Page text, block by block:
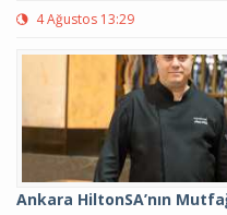
4 Ağustos 13:29
Ankara HiltonSA’nın